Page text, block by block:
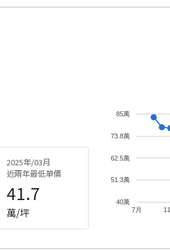
2025年/03月
近兩年最低單價
41.7
萬/坪 7月
40萬
51.3萬
62.5萬
73.8萬
85萬